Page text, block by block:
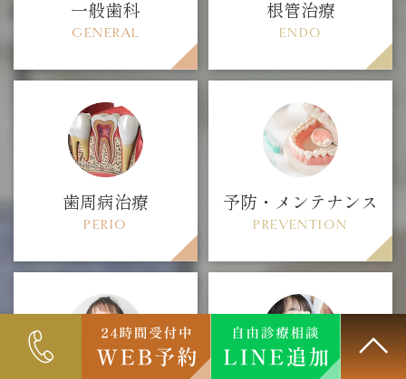
一般歯科
GENERAL
根管治療
ENDO
歯周病治療
PERIO
予防・メンテナンス
PREVENTION